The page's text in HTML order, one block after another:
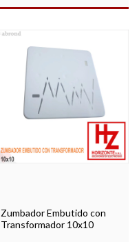
Zumbador Embutido con
Transformador 10x10